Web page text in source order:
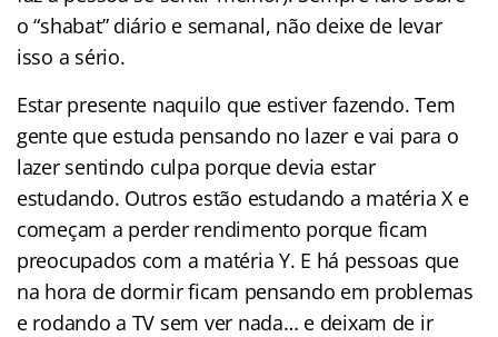
o “shabat” diário e semanal, não deixe de levar
isso a sério.
Estar presente naquilo que estiver fazendo. Tem
gente que estuda pensando no lazer e vai para o
lazer sentindo culpa porque devia estar
estudando. Outros estão estudando a matéria X e
começam a perder rendimento porque ficam
preocupados com a matéria Y. E há pessoas que
na hora de dormir ficam pensando em problemas
e rodando a TV sem ver nada… e deixam de ir